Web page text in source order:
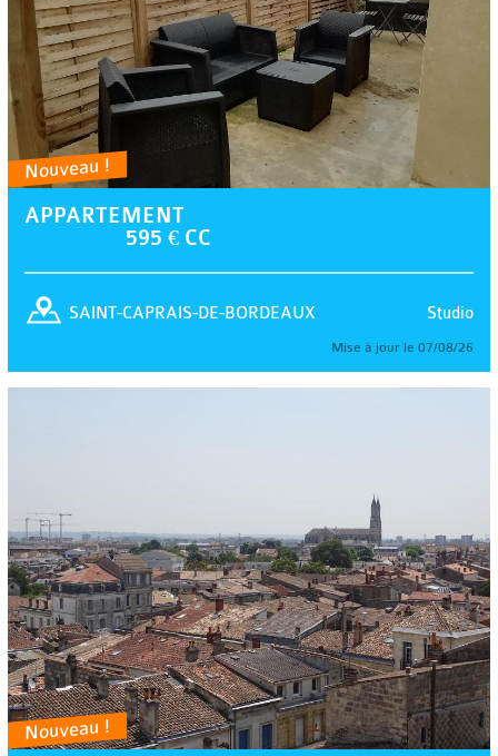
Nouveau !
APPARTEMENT
595 € CC
Studio
SAINT-CAPRAIS-DE-BORDEAUX
Mise à jour le 07/08/26
Nouveau !